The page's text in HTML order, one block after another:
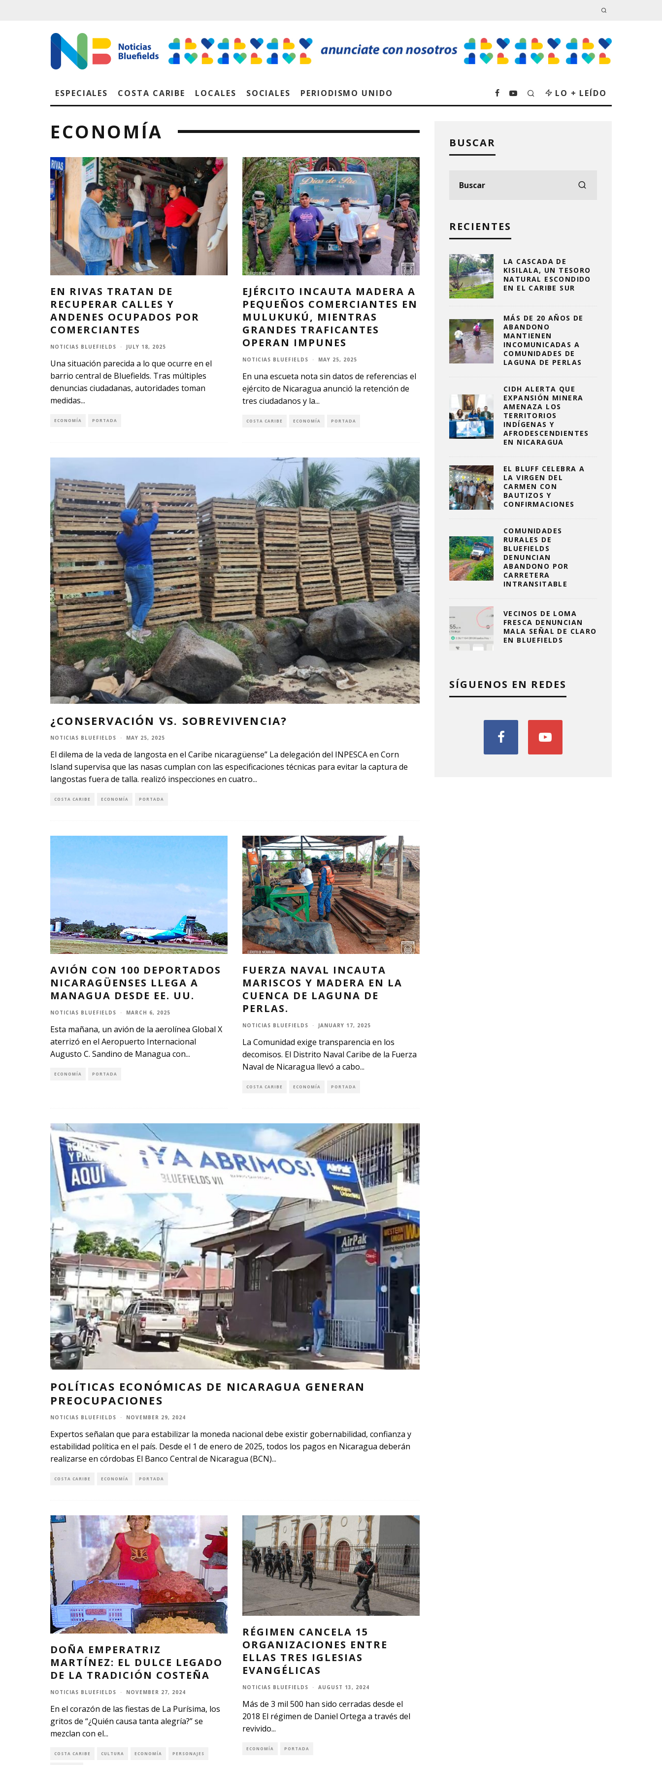
ESPECIALES COSTA CARIBE LOCALES SOCIALES PERIODISMO UNIDO LO + LEÍDO
ECONOMÍA
EN RIVAS TRATAN DE
RECUPERAR CALLES Y
ANDENES OCUPADOS POR
COMERCIANTES
NOTICIAS BLUEFIELDS · JULY 18, 2025
Una situación parecida a lo que ocurre en el
barrio central de Bluefields. Tras múltiples
denuncias ciudadanas, autoridades toman
medidas...
ECONOMÍA PORTADA
EJÉRCITO INCAUTA MADERA A
PEQUEÑOS COMERCIANTES EN
MULUKUKÚ, MIENTRAS
GRANDES TRAFICANTES
OPERAN IMPUNES
NOTICIAS BLUEFIELDS · MAY 25, 2025
En una escueta nota sin datos de referencias el
ejército de Nicaragua anunció la retención de
tres ciudadanos y la...
COSTA CARIBE ECONOMÍA PORTADA
¿CONSERVACIÓN VS. SOBREVIVENCIA?
NOTICIAS BLUEFIELDS · MAY 25, 2025
El dilema de la veda de langosta en el Caribe nicaragüense” La delegación del INPESCA en Corn
Island supervisa que las nasas cumplan con las especificaciones técnicas para evitar la captura de
langostas fuera de talla. realizó inspecciones en cuatro...
COSTA CARIBE ECONOMÍA PORTADA
AVIÓN CON 100 DEPORTADOS
NICARAGÜENSES LLEGA A
MANAGUA DESDE EE. UU.
NOTICIAS BLUEFIELDS · MARCH 6, 2025
Esta mañana, un avión de la aerolínea Global X
aterrizó en el Aeropuerto Internacional
Augusto C. Sandino de Managua con...
ECONOMÍA PORTADA
FUERZA NAVAL INCAUTA
MARISCOS Y MADERA EN LA
CUENCA DE LAGUNA DE
PERLAS.
NOTICIAS BLUEFIELDS · JANUARY 17, 2025
La Comunidad exige transparencia en los
decomisos. El Distrito Naval Caribe de la Fuerza
Naval de Nicaragua llevó a cabo...
COSTA CARIBE ECONOMÍA PORTADA
POLÍTICAS ECONÓMICAS DE NICARAGUA GENERAN
PREOCUPACIONES
NOTICIAS BLUEFIELDS · NOVEMBER 29, 2024
Expertos señalan que para estabilizar la moneda nacional debe existir gobernabilidad, confianza y
estabilidad política en el país. Desde el 1 de enero de 2025, todos los pagos en Nicaragua deberán
realizarse en córdobas El Banco Central de Nicaragua (BCN)...
COSTA CARIBE ECONOMÍA PORTADA
DOÑA EMPERATRIZ
MARTÍNEZ: EL DULCE LEGADO
DE LA TRADICIÓN COSTEÑA
NOTICIAS BLUEFIELDS · NOVEMBER 27, 2024
En el corazón de las fiestas de La Purísima, los
gritos de “¿Quién causa tanta alegría?” se
mezclan con el...
COSTA CARIBE CULTURA ECONOMÍA PERSONAJES
RÉGIMEN CANCELA 15
ORGANIZACIONES ENTRE
ELLAS TRES IGLESIAS
EVANGÉLICAS
NOTICIAS BLUEFIELDS · AUGUST 13, 2024
Más de 3 mil 500 han sido cerradas desde el
2018 El régimen de Daniel Ortega a través del
revivido...
ECONOMÍA PORTADA
BUSCAR
RECIENTES
LA CASCADA DE
KISILALA, UN TESORO
NATURAL ESCONDIDO
EN EL CARIBE SUR
MÁS DE 20 AÑOS DE
ABANDONO
MANTIENEN
INCOMUNICADAS A
COMUNIDADES DE
LAGUNA DE PERLAS
CIDH ALERTA QUE
EXPANSIÓN MINERA
AMENAZA LOS
TERRITORIOS
INDÍGENAS Y
AFRODESCENDIENTES
EN NICARAGUA
EL BLUFF CELEBRA A
LA VIRGEN DEL
CARMEN CON
BAUTIZOS Y
CONFIRMACIONES
COMUNIDADES
RURALES DE
BLUEFIELDS
DENUNCIAN
ABANDONO POR
CARRETERA
INTRANSITABLE
VECINOS DE LOMA
FRESCA DENUNCIAN
MALA SEÑAL DE CLARO
EN BLUEFIELDS
SÍGUENOS EN REDES